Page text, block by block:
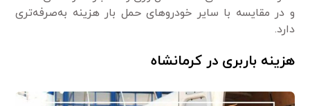
و در مقایسه با سایر خودروهای حمل بار هزینه به‌صرفه‌تری
دارد.
هزینه باربری در کرمانشاه